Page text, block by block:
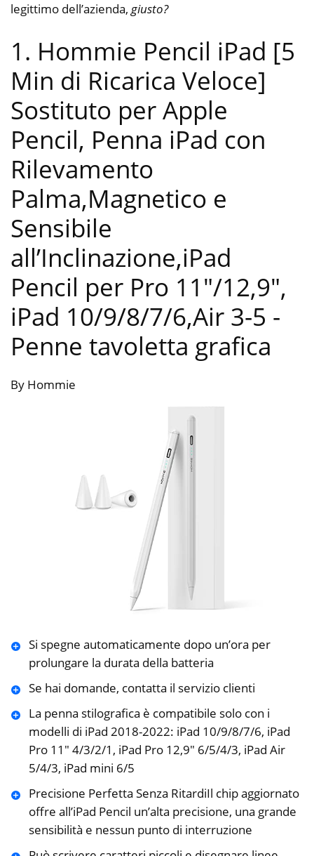
legittimo dell’azienda, giusto?
1. Hommie Pencil iPad [5
Min di Ricarica Veloce]
Sostituto per Apple
Pencil, Penna iPad con
Rilevamento
Palma,Magnetico e
Sensibile
all’Inclinazione,iPad
Pencil per Pro 11″/12,9″,
iPad 10/9/8/7/6,Air 3-5 -
Penne tavoletta grafica
By Hommie
Si spegne automaticamente dopo un’ora per
prolungare la durata della batteria
Se hai domande, contatta il servizio clienti
La penna stilografica è compatibile solo con i
modelli di iPad 2018-2022: iPad 10/9/8/7/6, iPad
Pro 11″ 4/3/2/1, iPad Pro 12,9″ 6/5/4/3, iPad Air
5/4/3, iPad mini 6/5
Precisione Perfetta Senza RitardiIl chip aggiornato
offre all’iPad Pencil un’alta precisione, una grande
sensibilità e nessun punto di interruzione